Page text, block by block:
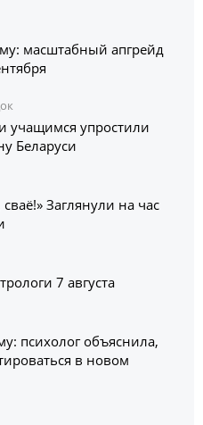
масштабный апгрейд
учащимся упростили
Беларуси
Заглянули на час
7 августа
психолог объяснила,
в новом